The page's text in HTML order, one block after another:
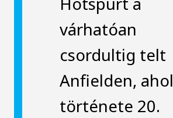
várhatóan
csordultig telt
Anfielden, ahol
története 20.